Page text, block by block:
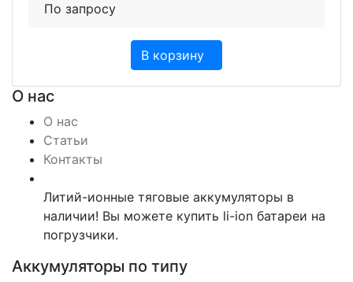
По запросу
В корзину
О нас
О нас
Статьи
Контакты
Литий-ионные тяговые аккумуляторы в
наличии! Вы можете купить li-ion батареи на
погрузчики.
Аккумуляторы по типу